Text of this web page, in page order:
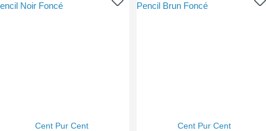
Cent Pur Cent Cent Pur Cent